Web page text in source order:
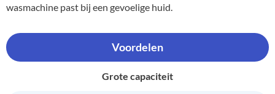
wasmachine past bij een gevoelige huid.
Voordelen
Grote capaciteit